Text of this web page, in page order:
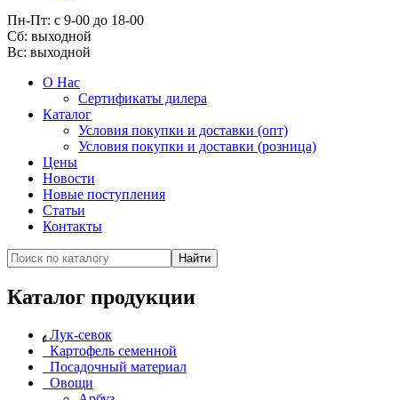
Пн-Пт: с 9-00 до 18-00
Cб: выходной
Вс: выходной
О Нас
Сертификаты дилера
Каталог
Условия покупки и доставки (опт)
Условия покупки и доставки (розница)
Цены
Новости
Новые поступления
Статьи
Контакты
Каталог продукции
Лук-севок
Картофель семенной
Посадочный материал
Овощи